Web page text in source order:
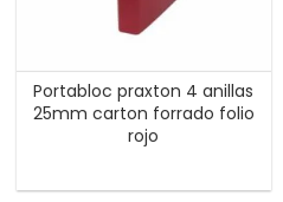
Portabloc praxton 4 anillas
25mm carton forrado folio
rojo